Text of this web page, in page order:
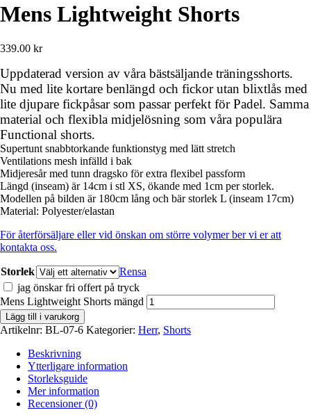
Mens Lightweight Shorts
339.00 kr
Uppdaterad version av våra bästsäljande träningsshorts.
Nu med lite kortare benlängd och fickor utan blixtlås med
lite djupare fickpåsar som passar perfekt för Padel. Samma
material och flexibla midjelösning som våra populära
Functional shorts.
Supertunt snabbtorkande funktionstyg med lätt stretch
Ventilations mesh infälld i bak
Midjeresår med tunn dragsko för extra flexibel passform
Längd (inseam) är 14cm i stl XS, ökande med 1cm per storlek.
Modellen på bilden är 180cm lång och bär storlek L (inseam 17cm)
Material: Polyester/elastan
För återförsäljare eller vid önskan om större volymer ber vi er att
kontakta oss.
Storlek
Rensa
jag önskar fri offert på tryck
Mens Lightweight Shorts mängd
Lägg till i varukorg
Artikelnr: BL-07-6 Kategorier: Herr, Shorts
Beskrivning
Ytterligare information
Storleksguide
Mer information
Recensioner (0)